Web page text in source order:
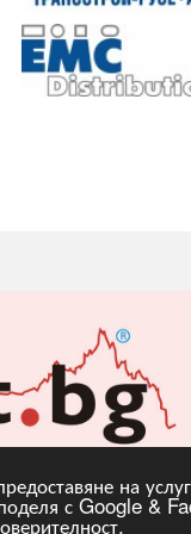
на
с Google &
.
Copyright © 2010,